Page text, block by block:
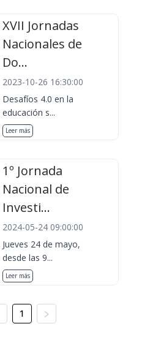
XVII Jornadas
Nacionales de
Do...
2023-10-26 16:30:00
Desafíos 4.0 en la
educación s...
Leer más
1º Jornada
Nacional de
Investi...
2024-05-24 09:00:00
Jueves 24 de mayo,
desde las 9...
Leer más
1